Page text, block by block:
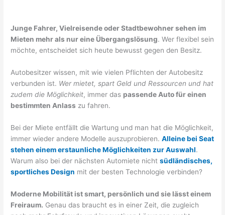
Junge Fahrer, Vielreisende oder Stadtbewohner sehen im
Mieten mehr als nur eine Übergangslösung. Wer flexibel sein
möchte, entscheidet sich heute bewusst gegen den Besitz.
Autobesitzer wissen, mit wie vielen Pflichten der Autobesitz
verbunden ist. Wer mietet, spart Geld und Ressourcen und hat
zudem die Möglichkeit, immer das passende Auto für einen
bestimmten Anlass zu fahren.
Bei der Miete entfällt die Wartung und man hat die Möglichkeit,
immer wieder andere Modelle auszuprobieren.Alleine bei Seat
stehen einem erstaunliche Möglichkeiten zur Auswahl.
Warum also bei der nächsten Automiete nichtsüdländisches,
sportliches Design mit der besten Technologie verbinden?
Moderne Mobilität ist smart, persönlich und sie lässt einem
Freiraum. Genau das braucht es in einer Zeit, die zugleich